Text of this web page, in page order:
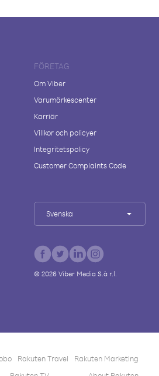
FÖRETAG
Om Viber
Varumärkescenter
Karriär
Villkor och policyer
Integritetspolicy
Customer Complaints Code
Svenska
© 2026Viber Media S.à r.l.
Rakuten Travel
Rakuten Marketing